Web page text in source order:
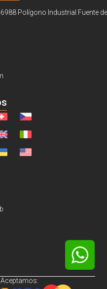
Polígono Industrial Fuente
Aceptamos: